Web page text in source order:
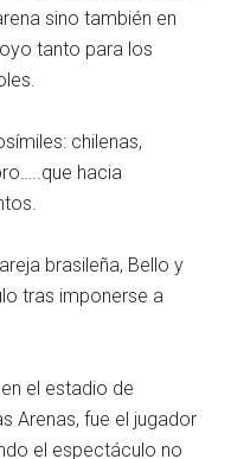
sino también en
tanto para los
chilenas,
hacia
brasileña, Bello y
tras imponerse a
el estadio de
Arenas, fue el jugador
el espectáculo no